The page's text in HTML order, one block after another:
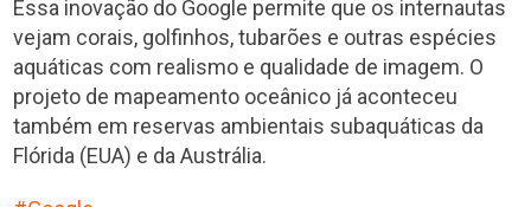
Essa inovação do Google permite que os internautas
vejam corais, golfinhos, tubarões e outras espécies
aquáticas com realismo e qualidade de imagem. O
projeto de mapeamento oceânico já aconteceu
também em reservas ambientais subaquáticas da
Flórida (EUA) e da Austrália.